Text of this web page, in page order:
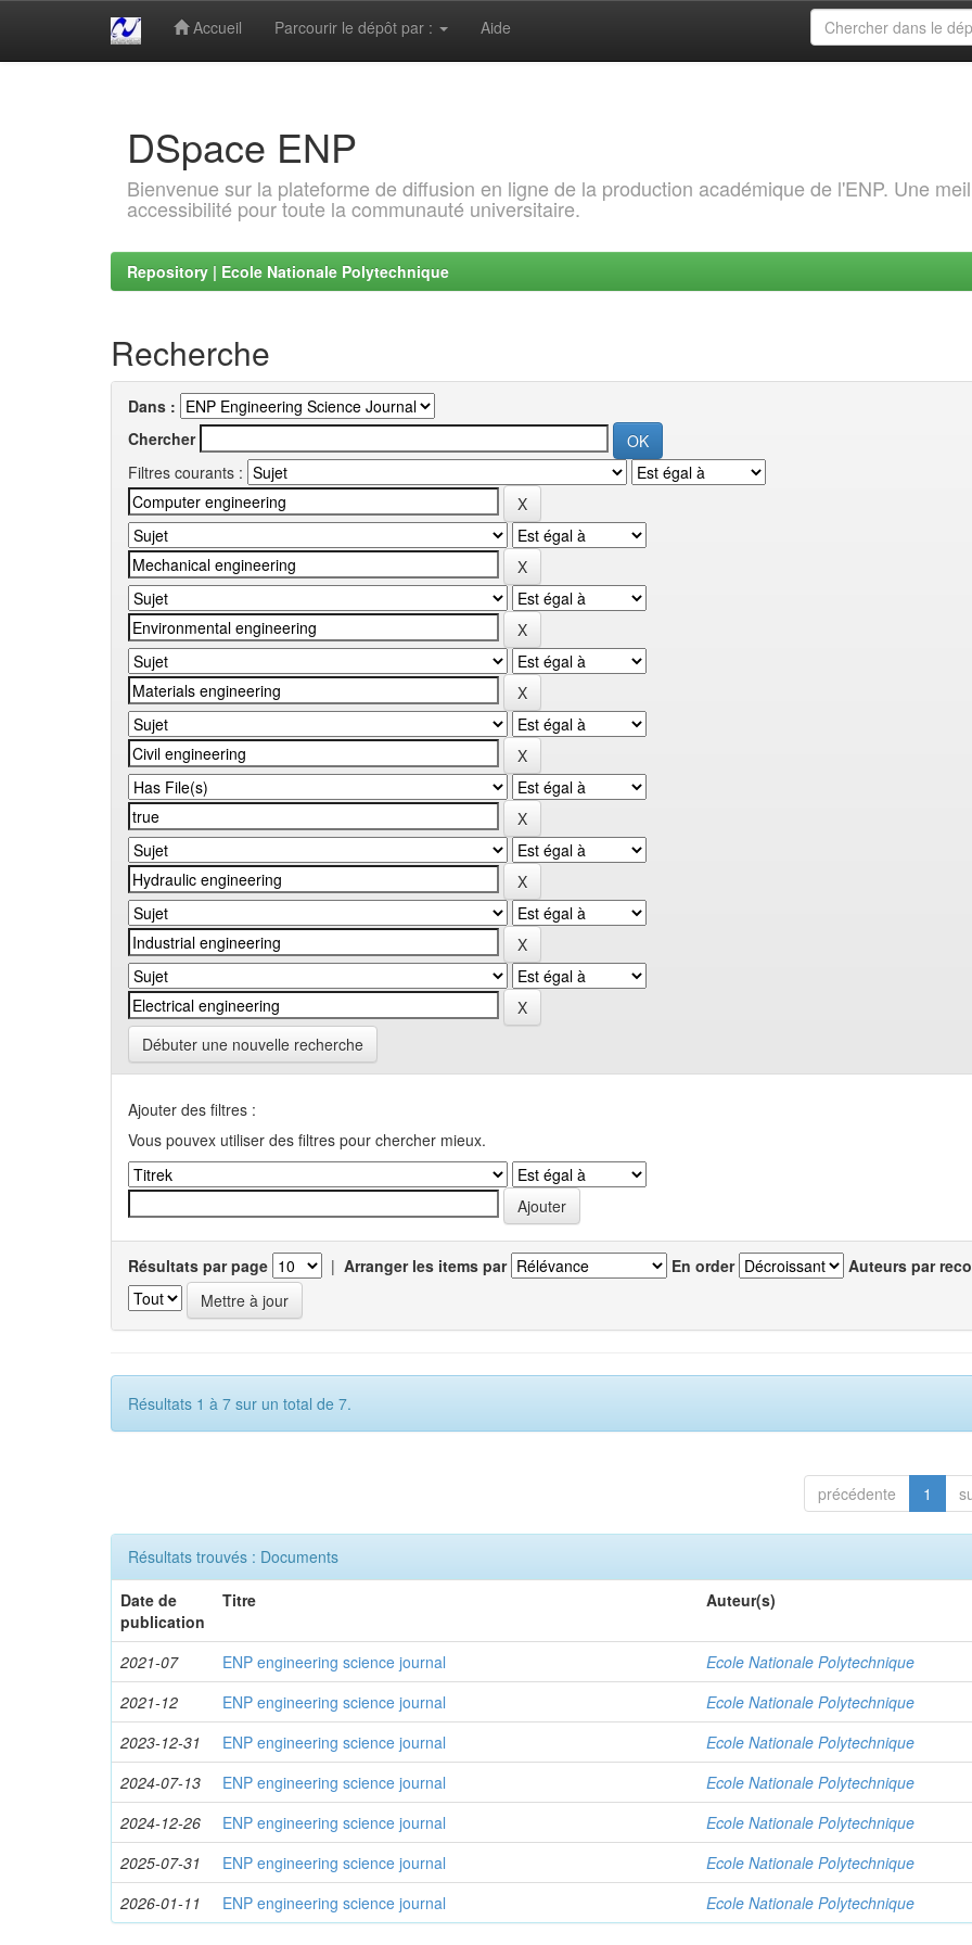
Accueil Parcourir le dépôt par : Aide
DSpace ENP
Bienvenue sur la plateforme de diffusion en ligne de la production académique de l'ENP. Une
accessibilité pour toute la communauté universitaire.
Repository | Ecole Nationale Polytechnique
Recherche
Dans :
Chercher
Filtres courants :
Débuter une nouvelle recherche
Ajouter des filtres :
Vous pouvex utiliser des filtres pour chercher mieux.
Résultats par page | Arranger les items par En order Auteurs par
Résultats 1 à 7 sur un total de 7.
précédente 1
Résultats trouvés : Documents
Date de
publication
Titre Auteur(s)
2021-07 ENP engineering science journal
Ecole Nationale Polytechnique
2021-12
ENP engineering science journal
Ecole Nationale Polytechnique
2023-12-31
ENP engineering science journal
Ecole Nationale Polytechnique
2024-07-13
ENP engineering science journal
Ecole Nationale Polytechnique
2024-12-26
ENP engineering science journal
Ecole Nationale Polytechnique
2025-07-31
ENP engineering science journal
Ecole Nationale Polytechnique
2026-01-11
ENP engineering science journal Ecole Nationale Polytechnique